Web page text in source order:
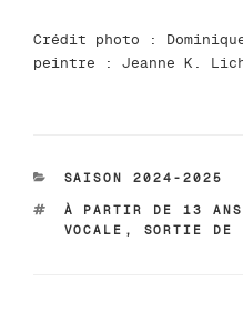
Crédit photo :
peintre : Jeanne K.
CATÉGORIES
SAISON 2024-2025
ÉTIQUETTES
À PARTIR DE 13 ANS
VOCALE , SORTIE DE